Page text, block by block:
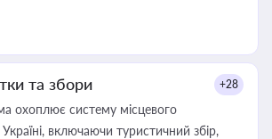
та збори +28
охоплює систему місцевого
включаючи туристичний збір,